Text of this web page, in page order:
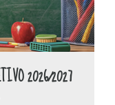
2026/2027